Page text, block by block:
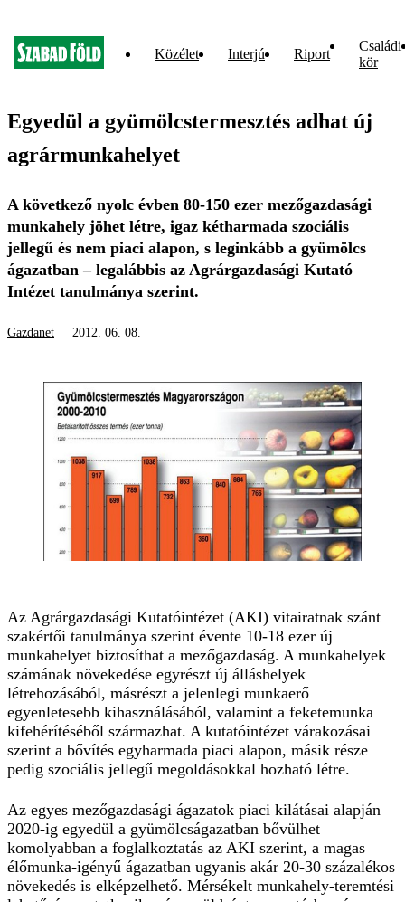
Közélet Interjú Riport
Családi
kör
Egyedül a gyümölcstermesztés adhat új
agrármunkahelyet
A következő nyolc évben 80-150 ezer mezőgazdasági
munkahely jöhet létre, igaz kétharmada szociális
jellegű és nem piaci alapon, s leginkább a gyümölcs
ágazatban – legalábbis az Agrárgazdasági Kutató
Intézet tanulmánya szerint.
Gazdanet 2012. 06. 08.
Az Agrárgazdasági Kutatóintézet (AKI) vitairatnak szánt
szakértői tanulmánya szerint évente 10-18 ezer új
munkahelyet biztosíthat a mezőgazdaság. A munkahelyek
számának növekedése egyrészt új álláshelyek
létrehozásából, másrészt a jelenlegi munkaerő
egyenletesebb kihasználásából, valamint a feketemunka
kifehérítéséből származhat. A kutatóintézet várakozásai
szerint a bővítés egyharmada piaci alapon, másik része
pedig szociális jellegű megoldásokkal hozható létre.
Az egyes mezőgazdasági ágazatok piaci kilátásai alapján
2020-ig egyedül a gyümölcságazatban bővülhet
komolyabban a foglalkoztatás az AKI szerint, a magas
élőmunka-igényű ágazatban ugyanis akár 20-30 százalékos
növekedés is elképzelhető. Mérsékelt munkahely-teremtési